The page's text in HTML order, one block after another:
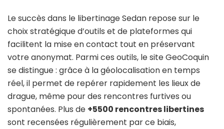
Le succès dans le libertinage Sedan repose sur le
choix stratégique d’outils et de plateformes qui
facilitent la mise en contact tout en préservant
votre anonymat. Parmi ces outils, le site GeoCoquin
se distingue : grâce à la géolocalisation en temps
réel, il permet de repérer rapidement les lieux de
drague, même pour des rencontres furtives ou
spontanées. Plus de +5500 rencontres libertines
sont recensées régulièrement par ce biais,